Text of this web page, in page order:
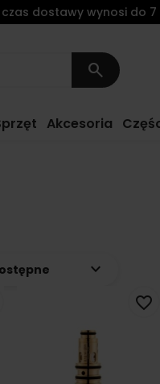
search
Akcesoria
dostawy wynosi do
keyboard_arrow_down
favorite_border